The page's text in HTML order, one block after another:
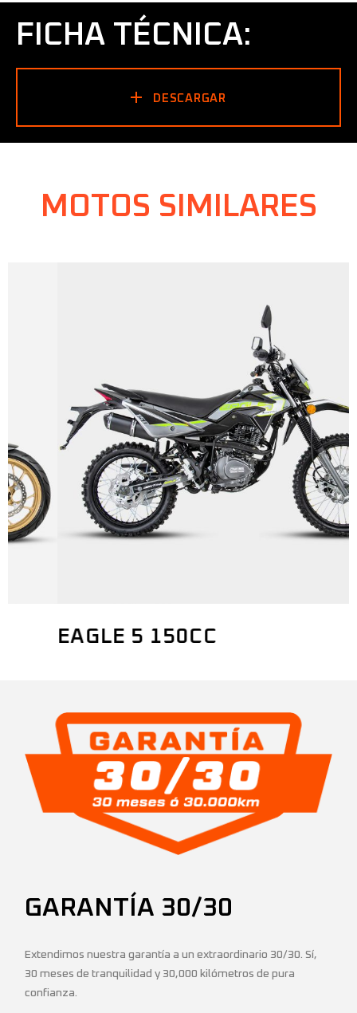
FICHA TÉCNICA:
DESCARGAR
MOTOS SIMILARES
EAGLE 5 150CC
GARANTÍA 30/30
Extendimos nuestra garantía a un extraordinario 30/30. Sí,
30 meses de tranquilidad y 30,000 kilómetros de pura
confianza.